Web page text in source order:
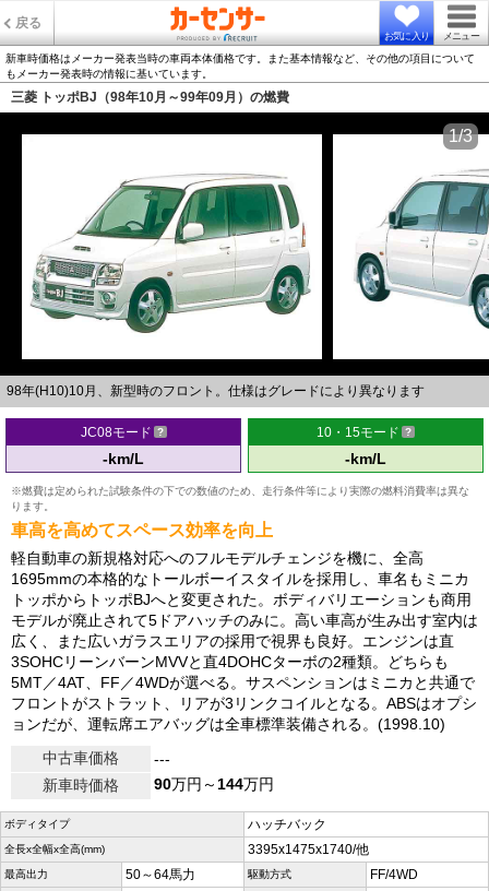
戻る
お気に入り メニュー
新車時価格はメーカー発表当時の車両本体価格です。また基本情報など、その他の項目について
もメーカー発表時の情報に基いています。
三菱 トッポBJ（98年10月～99年09月）の燃費
98年(H10)10月、新型時のフロント。仕様はグレードにより異なります
1/3
JC08モード
-km/L
10・15モード
-km/L
※燃費は定められた試験条件の下での数値のため、走行条件等により実際の燃料消費率は異な
ります。
車高を高めてスペース効率を向上
軽自動車の新規格対応へのフルモデルチェンジを機に、全高
1695mmの本格的なトールボーイスタイルを採用し、車名もミニカ
トッポからトッポBJへと変更された。ボディバリエーションも商用
モデルが廃止されて5ドアハッチのみに。高い車高が生み出す室内は
広く、また広いガラスエリアの採用で視界も良好。エンジンは直
3SOHCリーンバーンMVVと直4DOHCターボの2種類。どちらも
5MT／4AT、FF／4WDが選べる。サスペンションはミニカと共通で
フロントがストラット、リアが3リンクコイルとなる。ABSはオプシ
ョンだが、運転席エアバッグは全車標準装備される。(1998.10)
中古車価格
---
新車時価格
90万円～144万円
ボディタイプ ハッチバック
全長x全幅x全高(mm) 3395x1475x1740/他
最高出力 50～64馬力 駆動方式 FF/4WD